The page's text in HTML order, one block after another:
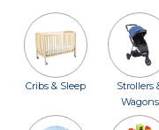
Cribs & Sleep
Strollers
Wagons